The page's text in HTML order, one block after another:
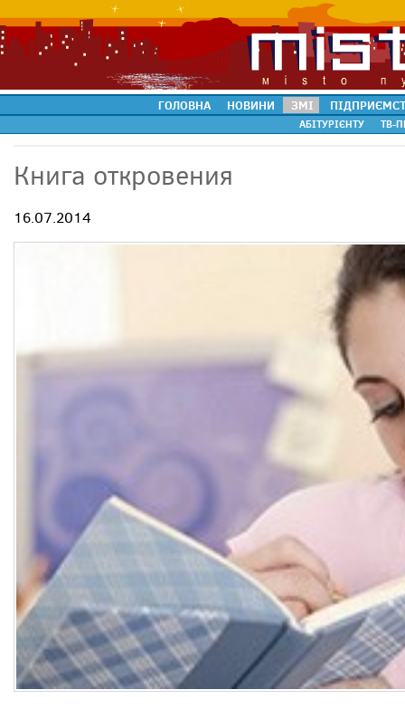
ГОЛОВНА НОВИНИ ЗМІ
АБІТУРІЄНТУ ТВ-
Книга откровения
16.07.2014